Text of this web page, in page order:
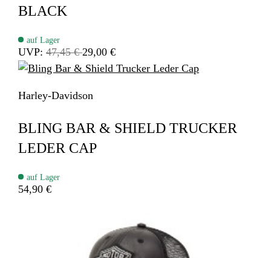
BLACK
auf Lager
UVP:47,45 € 29,00 €
Harley-Davidson
BLING BAR & SHIELD TRUCKER
LEDER CAP
auf Lager
54,90 €